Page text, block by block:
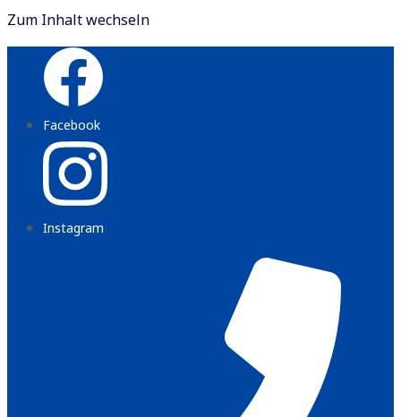
Zum Inhalt wechseln
Facebook
Instagram